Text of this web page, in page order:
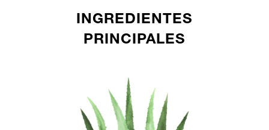
INGREDIENTES
PRINCIPALES